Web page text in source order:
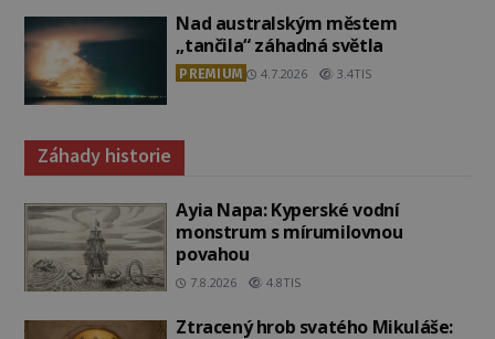
Nad australským městem
„tančila“ záhadná světla
PREMIUM 4.7.2026 3.4TIS
Záhady historie
Ayia Napa: Kyperské vodní
monstrum s mírumilovnou
povahou
7.8.2026 4.8TIS
Ztracený hrob svatého Mikuláše: